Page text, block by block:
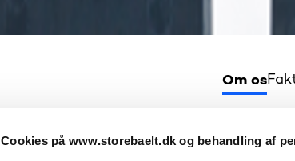
Cookies på www.storebaelt.dk og behandling af
Om os